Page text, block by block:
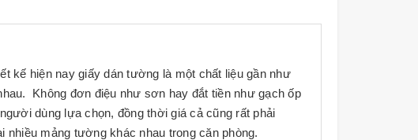
kế hiện nay giấy dán tường là một chất liệu gần như
Không đơn điệu như sơn hay đắt tiền như gạch ốp
dùng lựa chọn, đồng thời giá cả cũng rất phải
mảng tường khác nhau trong căn phòng.